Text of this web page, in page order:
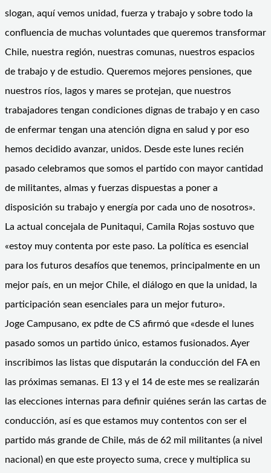
slogan, aquí vemos unidad, fuerza y trabajo y sobre todo la
confluencia de muchas voluntades que queremos transformar
Chile, nuestra región, nuestras comunas, nuestros espacios
de trabajo y de estudio. Queremos mejores pensiones, que
nuestros ríos, lagos y mares se protejan, que nuestros
trabajadores tengan condiciones dignas de trabajo y en caso
de enfermar tengan una atención digna en salud y por eso
hemos decidido avanzar, unidos. Desde este lunes recién
pasado celebramos que somos el partido con mayor cantidad
de militantes, almas y fuerzas dispuestas a poner a
disposición su trabajo y energía por cada uno de nosotros».
La actual concejala de Punitaqui, Camila Rojas sostuvo que
«estoy muy contenta por este paso. La política es esencial
para los futuros desafíos que tenemos, principalmente en un
mejor país, en un mejor Chile, el diálogo en que la unidad, la
participación sean esenciales para un mejor futuro».
Joge Campusano, ex pdte de CS afirmó que «desde el lunes
pasado somos un partido único, estamos fusionados. Ayer
inscribimos las listas que disputarán la conducción del FA en
las próximas semanas. El 13 y el 14 de este mes se realizarán
las elecciones internas para definir quiénes serán las cartas de
conducción, así es que estamos muy contentos con ser el
partido más grande de Chile, más de 62 mil militantes (a nivel
nacional) en que este proyecto suma, crece y multiplica su